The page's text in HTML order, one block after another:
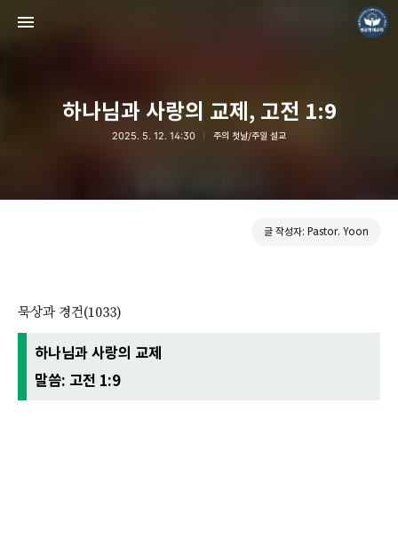
하나님과 사랑의 교제, 고전 1:9
2025. 5. 12. 14:30 주의 첫날/주일 설교
글 작성자: Pastor. Yoon
묵상과 경건(1033)
하나님과 사랑의 교제
말씀: 고전 1:9
❏말씀침례교회 ❏AV1611.net ❏Peter Yoon